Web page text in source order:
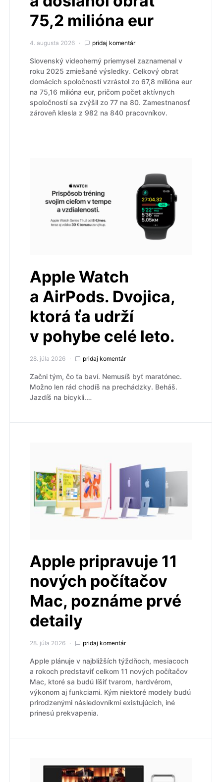
75,2 milióna eur
4. augusta 2026 pridaj komentár
Slovenský videoherný priemysel zaznamenal v
roku 2025 zmiešané výsledky. Celkový obrat
domácich spoločností vzrástol zo 67,8 milióna eur
na 75,16 milióna eur, pričom počet aktívnych
spoločností sa zvýšil zo 77 na 80. Zamestnanosť
zároveň klesla z 982 na 840 pracovníkov.
Apple Watch
a AirPods. Dvojica,
ktorá ťa udrží
v pohybe celé leto.
28. júla 2026 pridaj komentár
Začni tým, čo ťa baví. Nemusíš byť maratónec.
Možno len rád chodíš na prechádzky. Beháš.
Jazdíš na bicykli.…
Apple pripravuje 11
nových počítačov
Mac, poznáme prvé
detaily
28. júla 2026 pridaj komentár
Apple plánuje v najbližších týždňoch, mesiacoch
a rokoch predstaviť celkom 11 nových počítačov
Mac, ktoré sa budú líšiť tvarom, hardvérom,
výkonom aj funkciami. Kým niektoré modely budú
prirodzenými následovníkmi existujúcich, iné
prinesú prekvapenia.